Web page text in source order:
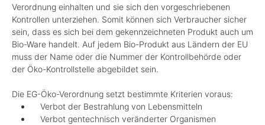
Verordnung einhalten und sie sich den vorgeschriebenen
Kontrollen unterziehen. Somit können sich Verbraucher sicher
sein, dass es sich bei dem gekennzeichneten Produkt auch um
Bio-Ware handelt. Auf jedem Bio-Produkt aus Ländern der EU
muss der Name oder die Nummer der Kontrollbehörde oder
der Öko-Kontrollstelle abgebildet sein.
Die EG-Öko-Verordnung setzt bestimmte Kriterien voraus:
Verbot der Bestrahlung von Lebensmitteln
Verbot gentechnisch veränderter Organismen